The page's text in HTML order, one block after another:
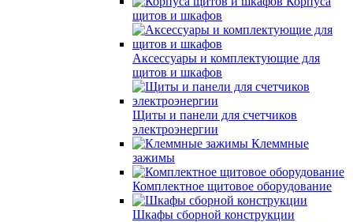
щитов и шкафов
Аксессуары и комплектующие для
щитов и шкафов
Щиты и панели для счетчиков
электроэнергии
Клеммные
зажимы
Комплектное щитовое оборудование
Шкафы сборной конструкции